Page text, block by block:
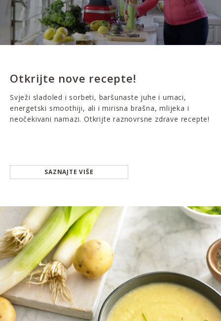
Otkrijte nove recepte!
Svježi sladoled i sorbeti, baršunaste juhe i umaci,
energetski smoothiji, ali i mirisna brašna, mlijeka i
neočekivani namazi. Otkrijte raznovrsne zdrave recepte!
SAZNAJTE VIŠE